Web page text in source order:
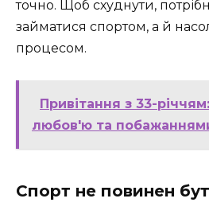
точно. Щоб схуднути,
займатися спортом, а й
процесом.
Привітання з 33-
любов'ю та
Спорт не повинен